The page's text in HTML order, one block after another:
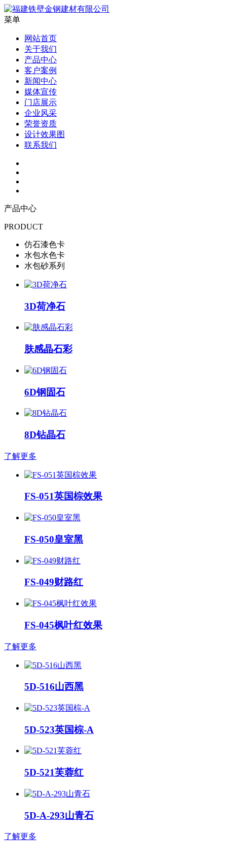
菜单
网站首页
关于我们
产品中心
客户案例
新闻中心
媒体宣传
门店展示
企业风采
荣誉资质
设计效果图
联系我们
产品中心
PRODUCT
仿石漆色卡
水包水色卡
水包砂系列
3D荷净石
肤感晶石彩
6D钢固石
8D钻晶石
了解更多
FS-051英国棕效果
FS-050皇室黑
FS-049财路红
FS-045枫叶红效果
了解更多
5D-516山西黑
5D-523英国棕-A
5D-521芙蓉红
5D-A-293山青石
了解更多